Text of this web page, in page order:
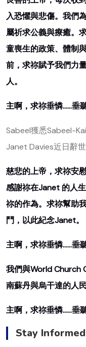
入恐懼與悲傷。我們
屬祈求公義與療癒。
童喪生的政策、體制
前，求祢賦予我們力
人。
主啊，求祢垂憐……垂
Sabeel獲悉Sabeel-
Janet Davies近日辭世
慈悲的上帝，求祢安
感謝祢在Janet 的人
祢的作為。求祢幫助
鬥，以此紀念Janet。
主啊，求祢垂憐……垂
我們與World Church
南蘇丹與烏干達的人民
主啊，求祢垂憐……垂
Stay Informed